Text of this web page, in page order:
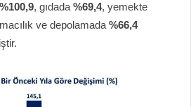
%100,9, gıdada %69,4, yemekte
ve depolamada %66,4